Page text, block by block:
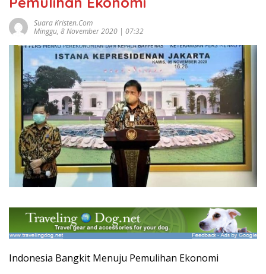
Suara Kristen.com
Minggu, 8 November 2020 | 07:32
Indonesia Bangkit Menuju Pemulihan Ekonomi